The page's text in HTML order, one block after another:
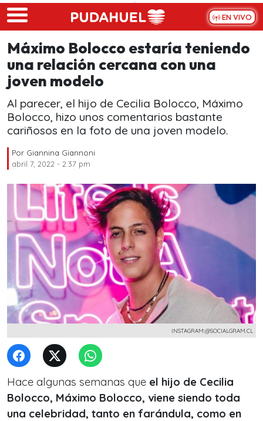
Skip to main content
EN VIVO
Máximo Bolocco estaría teniendo
una relación cercana con una
joven modelo
Al parecer, el hijo de Cecilia Bolocco, Máximo
Bolocco, hizo unos comentarios bastante
cariñosos en la foto de una joven modelo.
Por Giannina Giannoni
abril 7, 2022 - 2:37 pm
INSTAGRAM:@SOCIALGRAM.CL
Hace algunas semanas que el hijo de Cecilia
Bolocco, Máximo Bolocco, viene siendo toda
una celebridad, tanto en farándula, como en